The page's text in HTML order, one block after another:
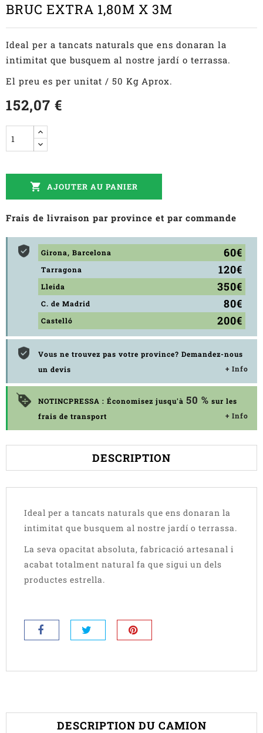
BRUC EXTRA 1,80M X 3M
Ideal per a tancats naturals que ens donaran la
intimitat que busquem al nostre jardí o terrassa.
El preu es per unitat / 50 Kg Aprox.
152,07 €
 AJOUTER AU PANIER
Frais de livraison par province et par commande
Girona, Barcelona 60€
Tarragona 120€
Lleida 350€
C. de Madrid 80€
Castelló 200€
Vous ne trouvez pas votre province? Demandez-nous
un devis
+ Info
NOTINCPRESSA : Économisez jusqu'à 50 % sur les
frais de transport
+ Info
DESCRIPTION
Ideal per a tancats naturals que ens donaran la
intimitat que busquem al nostre jardí o terrassa.
La seva opacitat absoluta, fabricació artesanal i
acabat totalment natural fa que sigui un dels
productes estrella.
DESCRIPTION DU CAMION